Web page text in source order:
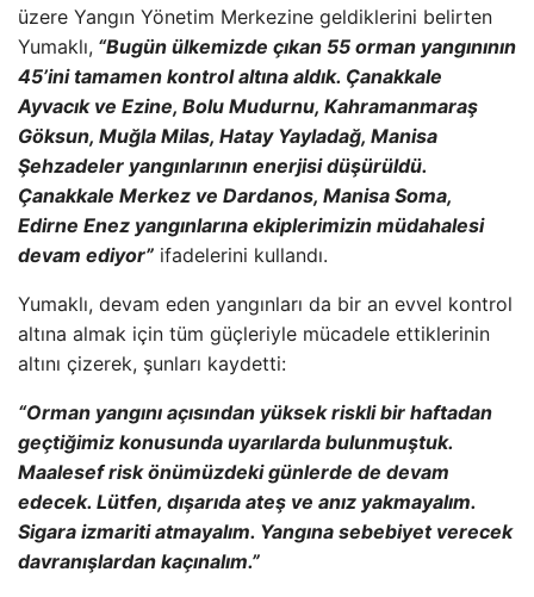
üzere Yangın Yönetim Merkezine geldiklerini belirten
Yumaklı, “Bugün ülkemizde çıkan 55 orman yangınının
45’ini tamamen kontrol altına aldık. Çanakkale
Ayvacık ve Ezine, Bolu Mudurnu, Kahramanmaraş
Göksun, Muğla Milas, Hatay Yayladağ, Manisa
Şehzadeler yangınlarının enerjisi düşürüldü.
Çanakkale Merkez ve Dardanos, Manisa Soma,
Edirne Enez yangınlarına ekiplerimizin müdahalesi
devam ediyor” ifadelerini kullandı.
Yumaklı, devam eden yangınları da bir an evvel kontrol
altına almak için tüm güçleriyle mücadele ettiklerinin
altını çizerek, şunları kaydetti:
“Orman yangını açısından yüksek riskli bir haftadan
geçtiğimiz konusunda uyarılarda bulunmuştuk.
Maalesef riskönümüzdeki günlerde de devam
edecek. Lütfen, dışarıda ateş ve anız yakmayalım.
Sigara izmariti atmayalım. Yangına sebebiyet verecek
davranışlardan kaçınalım.”